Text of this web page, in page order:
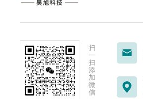
扫
一
扫
添
加
微
信